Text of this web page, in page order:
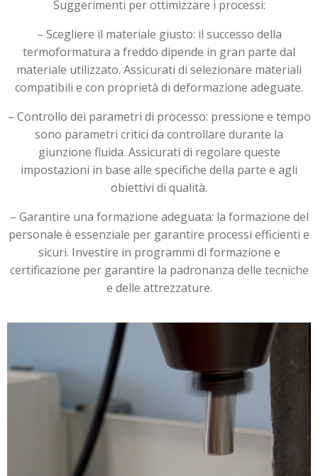
Suggerimenti per ottimizzare i processi:
– Scegliere il materiale giusto: il successo della
termoformatura a freddo dipende in gran parte dal
materiale utilizzato. Assicurati di selezionare materiali
compatibili e con proprietà di deformazione adeguate.
– Controllo dei parametri di processo: pressione e tempo
sono parametri critici da controllare durante la
giunzione fluida. Assicurati di regolare queste
impostazioni in base alle specifiche della parte e agli
obiettivi di qualità.
– Garantire una formazione adeguata: la formazione del
personale è essenziale per garantire processi efficienti e
sicuri. Investire in programmi di formazione e
certificazione per garantire la padronanza delle tecniche
e delle attrezzature.